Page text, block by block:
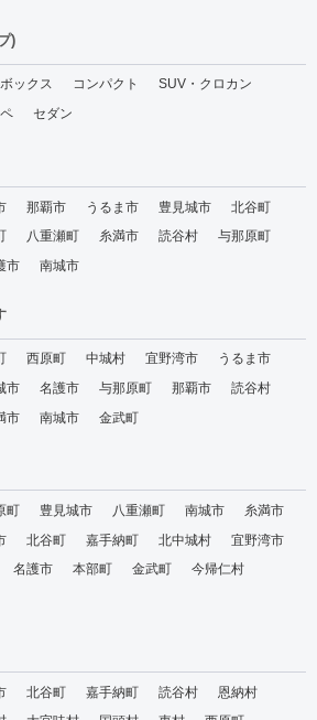
)
ックス コンパクト
SUV・クロカン
セダン
那覇市 うるま市 豊見城市
北谷町
八重瀬町 糸満市 読谷村
与那原町
市 南城市
西原町 中城村 宜野湾市
うるま市
市 名護市 与那原町 那覇市
読谷村
市 南城市 金武町
町 豊見城市 八重瀬町 南城市
糸満市
北谷町 嘉手納町 北中城村
宜野湾市
名護市 本部町 金武町
今帰仁村
北谷町 嘉手納町 読谷村
恩納村